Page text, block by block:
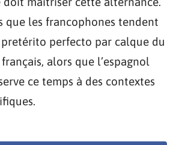
que les francophones tendent
perfecto par calque du
alors que l’espagnol
ce temps à des contextes